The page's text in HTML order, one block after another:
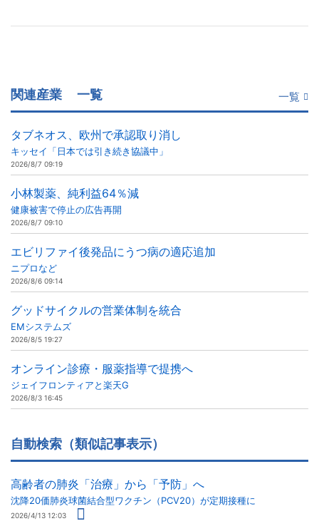
関連産業 一覧 一覧
タブネオス、欧州で承認取り消し
キッセイ「日本では引き続き協議中」
2026/8/7 09:19
小林製薬、純利益64％減
健康被害で停止の広告再開
2026/8/7 09:10
エビリファイ後発品にうつ病の適応追加
ニプロなど
2026/8/6 09:14
グッドサイクルの営業体制を統合
EMシステムズ
2026/8/5 19:27
オンライン診療・服薬指導で提携へ
ジェイフロンティアと楽天G
2026/8/3 16:45
自動検索（類似記事表示）
高齢者の肺炎「治療」から「予防」へ
沈降20価肺炎球菌結合型ワクチン（PCV20）が定期接種に
2026/4/13 12:03